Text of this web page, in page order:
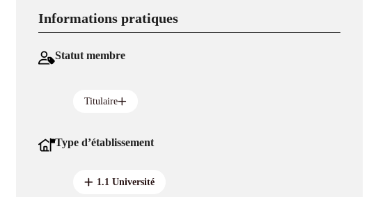
Informations pratiques
Statut membre
Titulaire
Type d’établissement
1.1 Université